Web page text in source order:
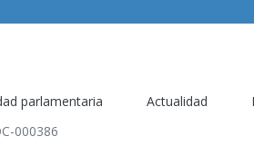
parlamentaria Actualidad
000386